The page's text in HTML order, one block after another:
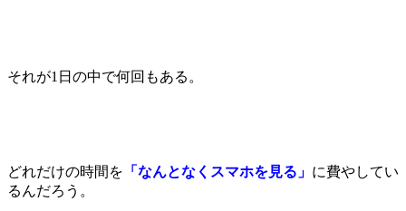
それが1日の中で何回もある。
どれだけの時間を 「なんとなくスマホを見る」 に費やしてい
るんだろう。